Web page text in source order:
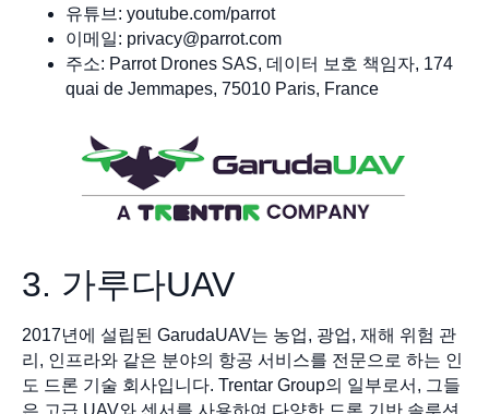
유튜브: youtube.com/parrot
이메일: privacy@parrot.com
주소: Parrot Drones SAS, 데이터 보호 책임자, 174
quai de Jemmapes, 75010 Paris, France
3. 가루다UAV
2017년에 설립된 GarudaUAV는 농업, 광업, 재해 위험 관
리, 인프라와 같은 분야의 항공 서비스를 전문으로 하는 인
도 드론 기술 회사입니다. Trentar Group의 일부로서, 그들
은 고급 UAV와 센서를 사용하여 다양한 드론 기반 솔루션